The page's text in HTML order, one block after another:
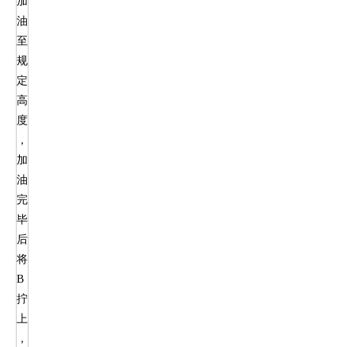
油
至
规
定
高
度
，
加
油
完
毕
后
将
B
拧
上
，